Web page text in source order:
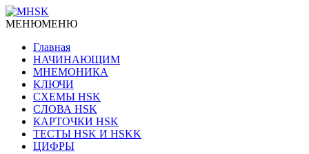
МЕНЮМЕНЮ
Главная
НАЧИНАЮЩИМ
МНЕМОНИКА
КЛЮЧИ
СХЕМЫ HSK
СЛОВА HSK
КАРТОЧКИ HSK
ТЕСТЫ HSK И HSKK
ЦИФРЫ